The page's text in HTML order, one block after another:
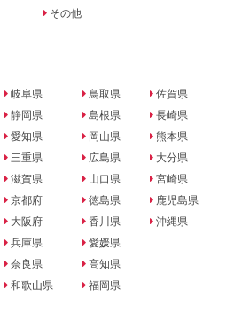
その他
岐阜県
静岡県
愛知県
三重県
滋賀県
京都府
大阪府
兵庫県
奈良県
和歌山県
鳥取県
島根県
岡山県
広島県
山口県
徳島県
香川県
愛媛県
高知県
福岡県
佐賀県
長崎県
熊本県
大分県
宮崎県
鹿児島県
沖縄県